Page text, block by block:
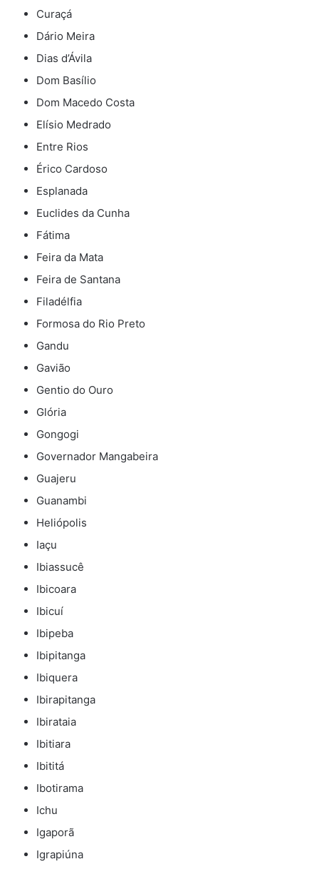
Curaçá
Dário Meira
Dias d’Ávila
Dom Basílio
Dom Macedo Costa
Elísio Medrado
Entre Rios
Érico Cardoso
Esplanada
Euclides da Cunha
Fátima
Feira da Mata
Feira de Santana
Filadélfia
Formosa do Rio Preto
Gandu
Gavião
Gentio do Ouro
Glória
Gongogi
Governador Mangabeira
Guajeru
Guanambi
Heliópolis
Iaçu
Ibiassucê
Ibicoara
Ibicuí
Ibipeba
Ibipitanga
Ibiquera
Ibirapitanga
Ibirataia
Ibitiara
Ibititá
Ibotirama
Ichu
Igaporã
Igrapiúna